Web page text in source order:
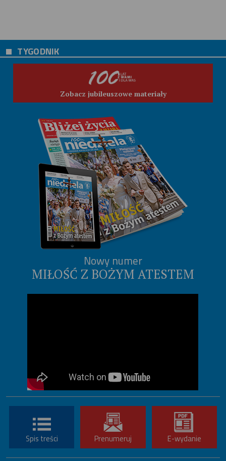
TYGODNIK
Zobacz jubileuszowe materiały
Nowy numer
MIŁOŚĆ Z BOŻYM ATESTEM
Spis treści Prenumeruj E-wydanie